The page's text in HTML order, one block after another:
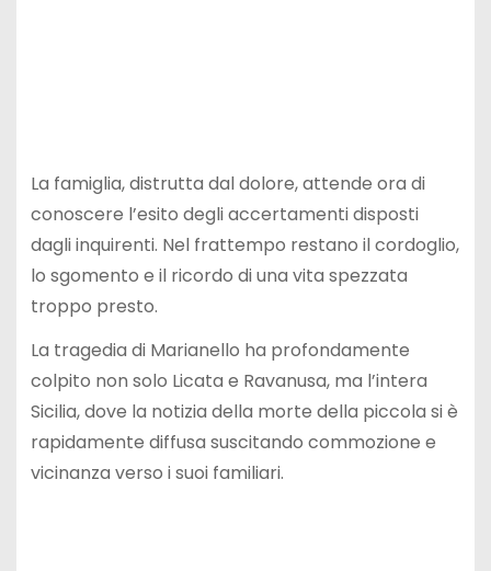
La famiglia, distrutta dal dolore, attende ora di
conoscere l’esito degli accertamenti disposti
dagli inquirenti. Nel frattempo restano il cordoglio,
lo sgomento e il ricordo di una vita spezzata
troppo presto.
La tragedia di Marianello ha profondamente
colpito non solo Licata e Ravanusa, ma l’intera
Sicilia, dove la notizia della morte della piccola si è
rapidamente diffusa suscitando commozione e
vicinanza verso i suoi familiari.